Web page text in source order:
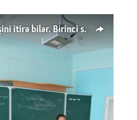
50 min müəllim işini itirə bilər. Birinci sinfə gedənlər azalır